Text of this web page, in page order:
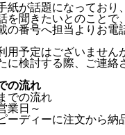
紙が話題になっており、
を聞きたいとのことで、
の番号へ担当よりお電
用予定はございません
に検討する際、ご連絡
の流れ
業日～
ーディーに注文から納